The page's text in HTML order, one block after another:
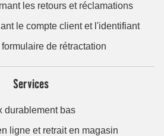
les retours et réclamations
le compte client et l'identifiant
de rétractation
Services
durablement bas
ligne et retrait en magasin